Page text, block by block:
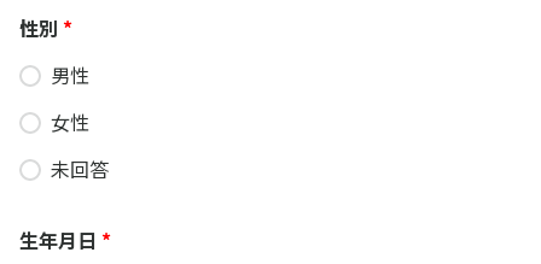
性別 *
男性
女性
未回答
生年月日 *